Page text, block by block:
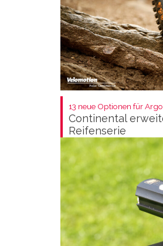
13 neue Optionen für
Continental
Reifenserie